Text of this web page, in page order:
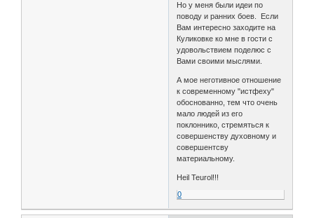
Но у меня были идеи по
поводу и ранних боев. Если
Вам интересно заходите на
Куликовке ко мне в гости с
удовольствием поделюс с
Вами своими мыслями.
А мое неготивное отношение
к современному "истфеху"
обоснованно, тем что очень
мало людей из его
поклоннико, стремяться к
совершенству духовному и
совершентсву
материальному.
Heil Teurol!!!
0